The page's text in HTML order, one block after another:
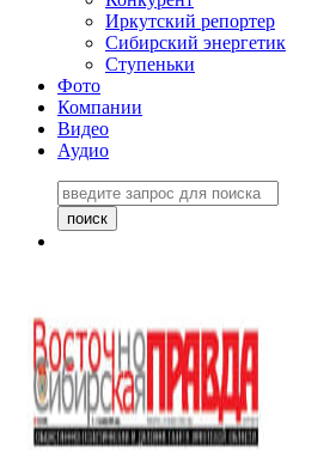
Иркутский репортер
Сибирский энергетик
Ступеньки
Фото
Компании
Видео
Аудио